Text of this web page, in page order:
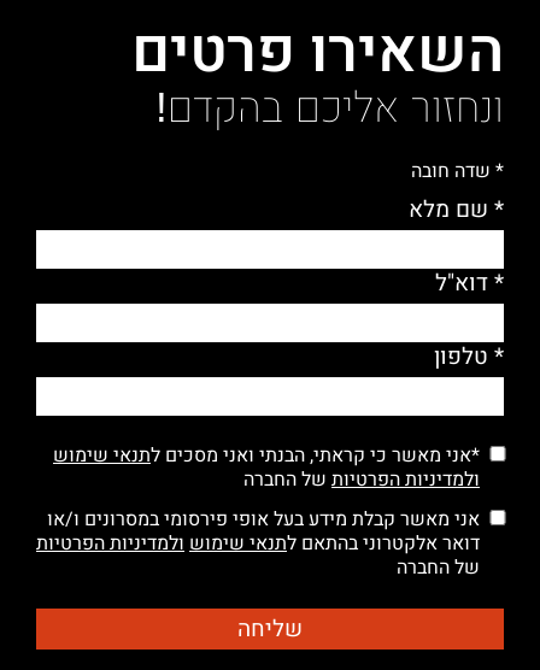
השאירו פרטים
ונחזור אליכם בהקדם!
* שדה חובה
* שם מלא
* דוא"ל
* טלפון
*אני מאשר כי קראתי, הבנתי ואני מסכים לתנאי שימוש
ולמדיניות הפרטיות של החברה
אני מאשר קבלת מידע בעל אופי פירסומי במסרונים ו/או
דואר אלקטרוני בהתאם לתנאי שימושולמדיניות הפרטיות
של החברה